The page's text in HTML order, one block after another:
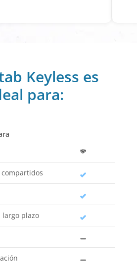
Keyless es
para:
largo plazo